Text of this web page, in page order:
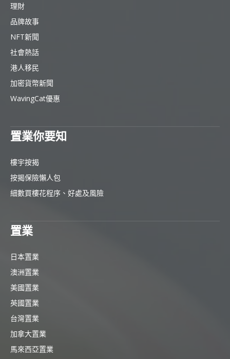
理財
品牌故事
NFT新聞
社會熱話
港人移民
加密貨幣新聞
WavingCat優惠
置業你要知
樓宇按揭
按揭保險懶人包
細數買樓花程序、好處及風險
置業
日本置業
澳洲置業
美國置業
英國置業
台灣置業
加拿大置業
馬來西亞置業